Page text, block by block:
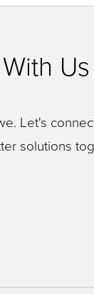
Us
Let's
solutions